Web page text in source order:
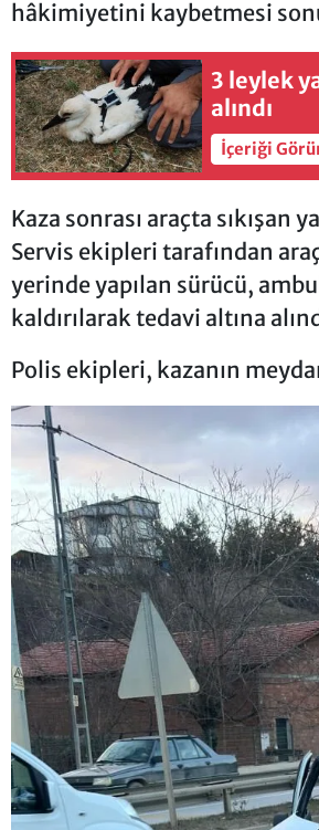
hâkimiyetini kaybetmesi
3 leylek
alındı
İçeriği
Kaza sonrası araçta sıkışan
Servis ekipleri tarafından
yerinde yapılan sürücü,
kaldırılarak tedavi altına
Polis ekipleri, kazanın